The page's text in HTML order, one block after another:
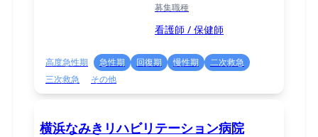
募集職種
看護師 / 保健師
高度急性期 急性期 回復期 慢性期
二次救急
三次救急
その他
横浜なみきリハビリテーション病院